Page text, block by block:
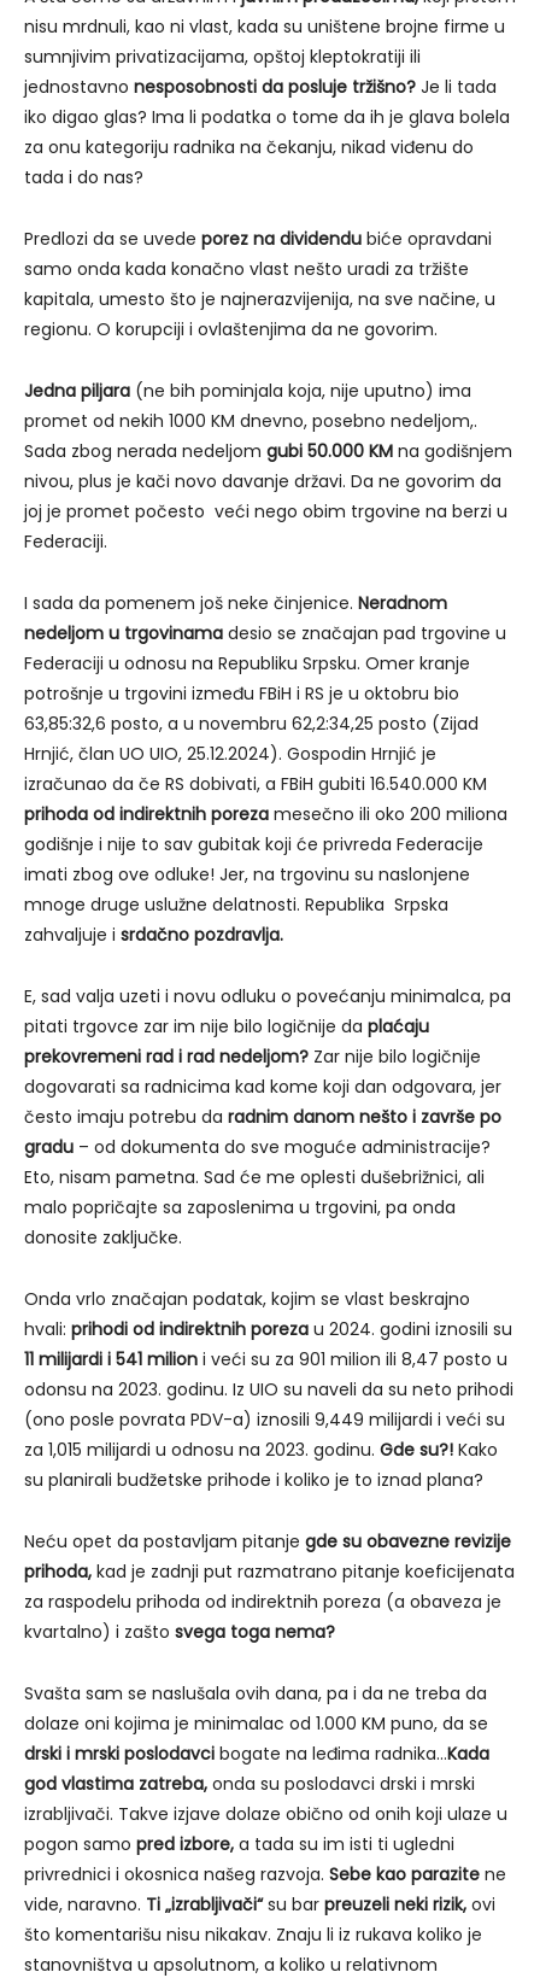
nisu mrdnuli, kao ni vlast, kada su uništene brojne firme u
sumnjivim privatizacijama, opštoj kleptokratiji ili
jednostavno nesposobnosti da posluje tržišno? Je li tada
iko digao glas? Ima li podatka o tome da ih je glava bolela
za onu kategoriju radnika na čekanju, nikad viđenu do
tada i do nas?
Predlozi da se uvede porez na dividendu biće opravdani
samo onda kada konačno vlast nešto uradi za tržište
kapitala, umesto što je najnerazvijenija, na sve načine, u
regionu. O korupciji i ovlaštenjima da ne govorim.
Jedna piljara (ne bih pominjala koja, nije uputno) ima
promet od nekih 1000 KM dnevno, posebno nedeljom,.
Sada zbog nerada nedeljom gubi 50.000 KM na godišnjem
nivou, plus je kači novo davanje državi. Da ne govorim da
joj je promet počesto veći nego obim trgovine na berzi u
Federaciji.
I sada da pomenem još neke činjenice. Neradnom
nedeljom u trgovinama desio se značajan pad trgovine u
Federaciji u odnosu na Republiku Srpsku. Omer kranje
potrošnje u trgovini između FBiH i RS je u oktobru bio
63,85:32,6 posto, a u novembru 62,2:34,25 posto (Zijad
Hrnjić, član UO UIO, 25.12.2024). Gospodin Hrnjić je
izračunao da če RS dobivati, a FBiH gubiti 16.540.000 KM
prihoda od indirektnih poreza mesečno ili oko 200 miliona
godišnje i nije to sav gubitak koji će privreda Federacije
imati zbog ove odluke! Jer, na trgovinu su naslonjene
mnoge druge uslužne delatnosti. Republika Srpska
zahvaljuje i srdačno pozdravlja.
E, sad valja uzeti i novu odluku o povećanju minimalca, pa
pitati trgovce zar im nije bilo logičnije da plaćaju
prekovremeni rad i rad nedeljom? Zar nije bilo logičnije
dogovarati sa radnicima kad kome koji dan odgovara, jer
često imaju potrebu da radnim danom nešto i završe po
gradu – od dokumenta do sve moguće administracije?
Eto, nisam pametna. Sad će me oplesti dušebrižnici, ali
malo popričajte sa zaposlenima u trgovini, pa onda
donosite zaključke.
Onda vrlo značajan podatak, kojim se vlast beskrajno
hvali: prihodi od indirektnih poreza u 2024. godini iznosili su
11 milijardi i 541 milion i veći su za 901 milion ili 8,47 posto u
odonsu na 2023. godinu. Iz UIO su naveli da su neto prihodi
(ono posle povrata PDV-a) iznosili 9,449 milijardi i veći su
za 1,015 milijardi u odnosu na 2023. godinu. Gde su?! Kako
su planirali budžetske prihode i koliko je to iznad plana?
Neću opet da postavljam pitanje gde su obavezne revizije
prihoda, kad je zadnji put razmatrano pitanje koeficijenata
za raspodelu prihoda od indirektnih poreza (a obaveza je
kvartalno) i zašto svega toga nema?
Svašta sam se naslušala ovih dana, pa i da ne treba da
dolaze oni kojima je minimalac od 1.000 KM puno, da se
drski i mrski poslodavci bogate na leđima radnika…Kada
god vlastima zatreba, onda su poslodavci drski i mrski
izrabljivači. Takve izjave dolaze obično od onih koji ulaze u
pogon samo pred izbore, a tada su im isti ti ugledni
privrednici i okosnica našeg razvoja. Sebe kao parazite ne
vide, naravno. Ti „izrabljivači“su bar preuzeli neki rizik, ovi
što komentarišu nisu nikakav. Znaju li iz rukava koliko je
stanovništva u apsolutnom, a koliko u relativnom